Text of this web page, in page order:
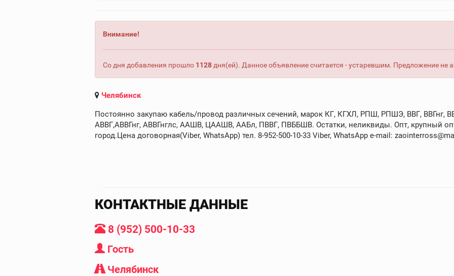
Внимание!
Со дня добавления прошло 1128 дня(ей). Данное объявление считается - устаревшим. Предложение не
Челябинск
Постоянно закупаю кабель/провод различных сечений, марок КГ, КГХЛ, РПШ, РПШЭ, ВВГ, ВВГнг,
АВВГ,АВВГнг, АВВГнглс, ААШВ, ЦААШВ, ААБл, ПВВГ, ПВББШВ. Остатки, неликвиды. Опт, крупный
город.Цена договорная(Viber, WhatsApp) тел. 8-952-500-10-33 Viber, WhatsApp e-mail:
КОНТАКТНЫЕ ДАННЫЕ
8 (952) 500-10-33
Гость
Челябинск